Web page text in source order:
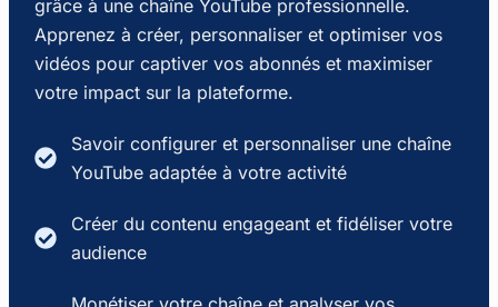
grâce à une chaîne YouTube professionnelle.
Apprenez à créer, personnaliser et optimiser vos
vidéos pour captiver vos abonnés et maximiser
votre impact sur la plateforme.
Savoir configurer et personnaliser une chaîne
YouTube adaptée à votre activité
Créer du contenu engageant et fidéliser votre
audience